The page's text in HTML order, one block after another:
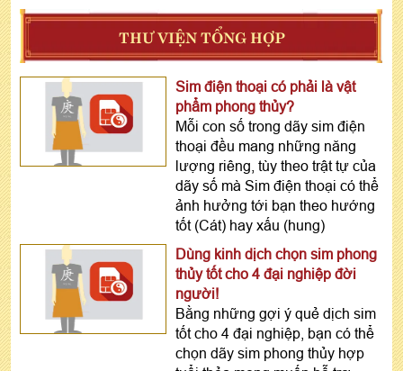
THƯ VIỆN TỔNG HỢP
Sim điện thoại có phải là vật
phẩm phong thủy?
Mỗi con số trong dãy sim điện
thoại đều mang những năng
lượng riêng, tùy theo trật tự của
dãy số mà Sim điện thoại có thể
ảnh hưởng tới bạn theo hướng
tốt (Cát) hay xấu (hung)
Dùng kinh dịch chọn sim phong
thủy tốt cho 4 đại nghiệp đời
người!
Bằng những gợi ý quẻ dịch sim
tốt cho 4 đại nghiệp, bạn có thể
chọn dãy sim phong thủy hợp